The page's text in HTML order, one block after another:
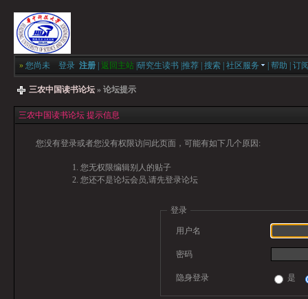
» 您尚未 登录 注册 返回主站 研究生读书 推荐 搜索 社区服务 帮助 订
三农中国读书论坛 » 论坛提示
三农中国读书论坛 提示信息
您没有登录或者您没有权限访问此页面，可能有如下几个原因:
您无权限编辑别人的贴子
您还不是论坛会员,请先登录论坛
登录
用户名
密码
隐身登录 是